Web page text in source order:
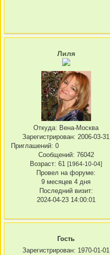
Лиля
Откуда: Вена-Москва
Зарегистрирован: 2006-03-31
Приглашений: 0
Сообщений: 76042
Возраст: 61 [1964-10-04]
Провел на форуме:
9 месяцев 4 дня
Последний визит:
2024-04-23 14:00:01
Гость
Зарегистрирован: 1970-01-01